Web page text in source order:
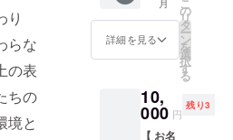
り
らな
の表
ちの
境と
栽培・薬草
管理・季節
やさい栽培
自然と人、
人と人、自
ンディ
ングの
挑戦を
園に迎
えるこ
とに
を添え
て、プ
ロジェ
クト責
任者の
つえい
こか
ら、ご
詳細を見る
の
リ
タ
ー
ン
を
選
択
す
る
10,
000 円
残り3
【 お名